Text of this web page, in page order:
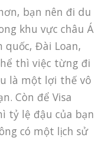
bạn nên đi du
khu vực châu Á
Đài Loan,
thì việc từng đi
là một lợi thế vô
Còn để Visa
tỷ lệ đậu của bạn
có một lịch sử